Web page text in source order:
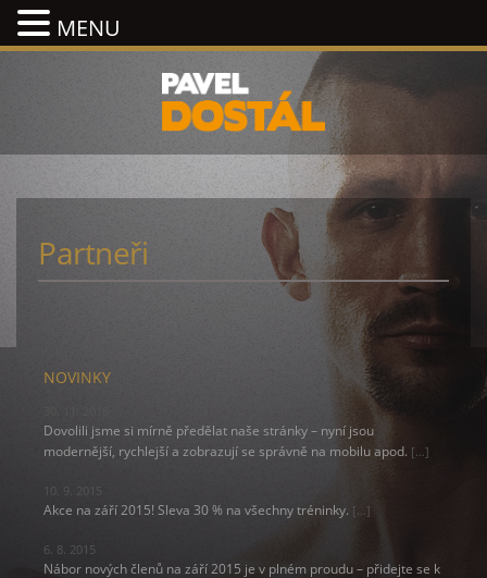
Partneři
NOVINKY
Dovolili jsme si mírně předělat naše stránky – nyní jsou
modernější, rychlejší a zobrazují se správně na mobilu apod. […]
10. 9. 2015
Akce na září 2015! Sleva 30 % na všechny tréninky. […]
6. 8. 2015
Nábor nových členů na září 2015 je v plném proudu – přidejte se k
MENU